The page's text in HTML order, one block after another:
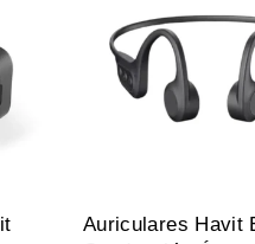
Auriculares Havit